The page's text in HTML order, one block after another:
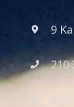
9
210
698